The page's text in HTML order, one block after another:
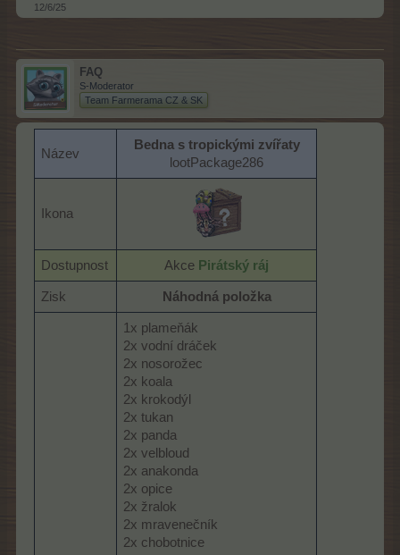
12/6/25
FAQ
S-Moderator
Team Farmerama CZ & SK
Název
Bedna s tropickými zvířaty
lootPackage286​
Ikona
Dostupnost Akce Pirátský ráj
Zisk Náhodná položka
1x plameňák
2x vodní dráček
2x nosorožec
2x koala
2x krokodýl
2x tukan
2x panda
2x velbloud
2x anakonda
2x opice
2x žralok
2x mravenečník
2x chobotnice